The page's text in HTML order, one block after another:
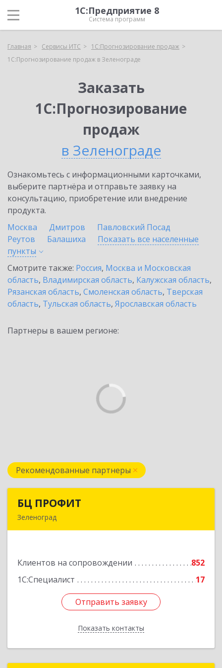
1С:Предприятие 8
Система программ
Главная Сервисы ИТС
1С:Прогнозирование продаж
1С:Прогнозирование продаж в Зеленограде
Заказать
1С:Прогнозирование
продаж
в Зеленограде
Ознакомьтесь с информационными карточками,
выберите партнёра и отправьте заявку на
консультацию, приобретение или внедрение
продукта.
Москва
Дмитров
Павловский Посад
Реутов
Балашиха
Показать все населенные
пункты
Смотрите также: Россия, Москва и Московская
область, Владимирская область, Калужская область,
Рязанская область, Смоленская область, Тверская
область, Тульская область, Ярославская область
Партнеры в вашем регионе:
Рекомендованные партнеры
БЦ ПРОФИТ
Зеленоград
Клиентов на сопровождении
852
1С:Специалист
17
Отправить заявку
Показать контакты
Подробнее
Отправить заявку
Назад